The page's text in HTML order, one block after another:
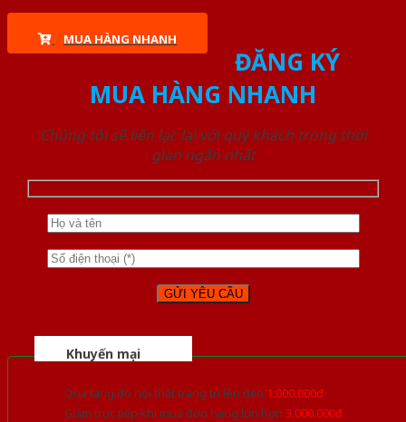
MUA HÀNG NHANH
ĐĂNG KÝ
MUA HÀNG NHANH
Chúng tôi sẽ liên lạc lại với quý khách trong thời
gian ngắn nhất
Khuyến mại
Quà tặng đồ nội thất trang trí lên đến 1.000.000đ
Giảm trực tiếp khi mua đơn hàng lớn hơn 3.000.000đ